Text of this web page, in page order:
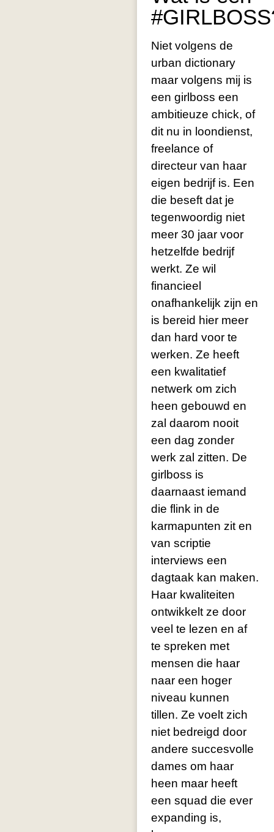
Niet volgens de
urban dictionary
maar volgens mij is
een girlboss een
ambitieuze chick, of
dit nu in loondienst,
freelance of
directeur van haar
eigen bedrijf is. Een
die beseft dat je
tegenwoordig niet
meer 30 jaar voor
hetzelfde bedrijf
werkt. Ze wil
financieel
onafhankelijk zijn en
is bereid hier meer
dan hard voor te
werken. Ze heeft
een kwalitatief
netwerk om zich
heen gebouwd en
zal daarom nooit
een dag zonder
werk zal zitten. De
girlboss is
daarnaast iemand
die flink in de
karmapunten zit en
van scriptie
interviews een
dagtaak kan maken.
Haar kwaliteiten
ontwikkelt ze door
veel te lezen en af
te spreken met
mensen die haar
naar een hoger
niveau kunnen
tillen. Ze voelt zich
niet bedreigd door
andere succesvolle
dames om haar
heen maar heeft
een squad die ever
expanding is,